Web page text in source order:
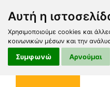
Αυτή η
Χρησιμοποιούμε cookies και
κοινωνικών μέσων και την
Συμφωνώ Αρνούμαι